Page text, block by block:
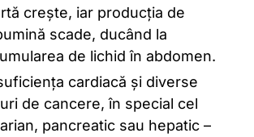
crește, iar producția de
scade, ducând la
de lichid în abdomen.
cardiacă și diverse
de cancere, în special cel
pancreatic sau hepatic –